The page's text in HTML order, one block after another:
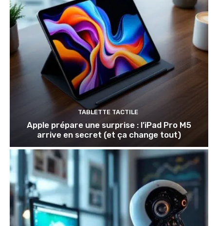
TABLETTE TACTILE
Apple prépare une surprise : l’iPad Pro M5
arrive en secret (et ça change tout)